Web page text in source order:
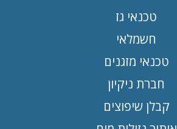
טכנאי גז
חשמלאי
טכנאי מזגנים
חברת ניקיון
קבלן שיפוצים